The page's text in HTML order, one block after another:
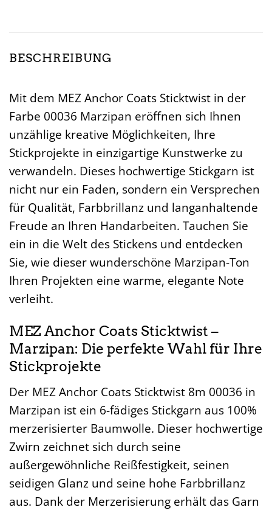
BESCHREIBUNG
Mit dem MEZ Anchor Coats Sticktwist in der
Farbe 00036 Marzipan eröffnen sich Ihnen
unzählige kreative Möglichkeiten, Ihre
Stickprojekte in einzigartige Kunstwerke zu
verwandeln. Dieses hochwertige Stickgarn ist
nicht nur ein Faden, sondern ein Versprechen
für Qualität, Farbbrillanz und langanhaltende
Freude an Ihren Handarbeiten. Tauchen Sie
ein in die Welt des Stickens und entdecken
Sie, wie dieser wunderschöne Marzipan-Ton
Ihren Projekten eine warme, elegante Note
verleiht.
MEZ Anchor Coats Sticktwist –
Marzipan: Die perfekte Wahl für Ihre
Stickprojekte
Der MEZ Anchor Coats Sticktwist 8m 00036 in
Marzipan ist ein 6-fädiges Stickgarn aus 100%
merzerisierter Baumwolle. Dieser hochwertige
Zwirn zeichnet sich durch seine
außergewöhnliche Reißfestigkeit, seinen
seidigen Glanz und seine hohe Farbbrillanz
aus. Dank der Merzerisierung erhält das Garn